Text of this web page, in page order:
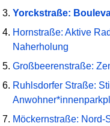
Yorckstraße:
Hornstraße: Aktive
Naherholung
Großbeerenstraße:
Ruhlsdorfer Straße:
Möckernstraße: Nord-